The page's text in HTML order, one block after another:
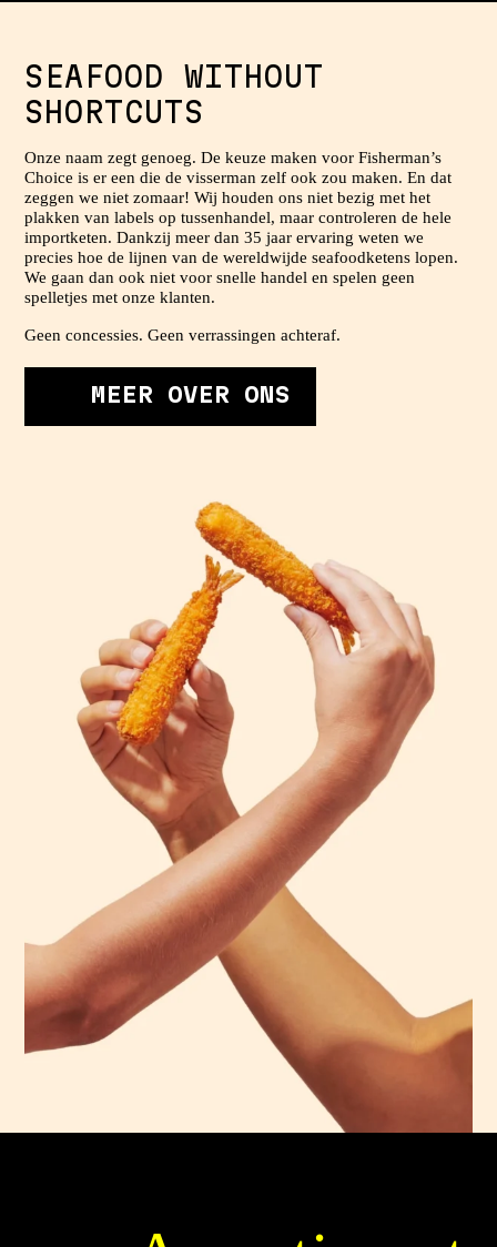
SEAFOOD WITHOUT
SHORTCUTS
Onze naam zegt genoeg. De keuze maken voor Fisherman’s
Choice is er een die de visserman zelf ook zou maken. En dat
zeggen we niet zomaar! Wij houden ons niet bezig met het
plakken van labels op tussenhandel, maar controleren de hele
importketen. Dankzij meer dan 35 jaar ervaring weten we
precies hoe de lijnen van de wereldwijde seafoodketens lopen.
We gaan dan ook niet voor snelle handel en spelen geen
spelletjes met onze klanten.
Geen concessies. Geen verrassingen achteraf.
MEER OVER ONS